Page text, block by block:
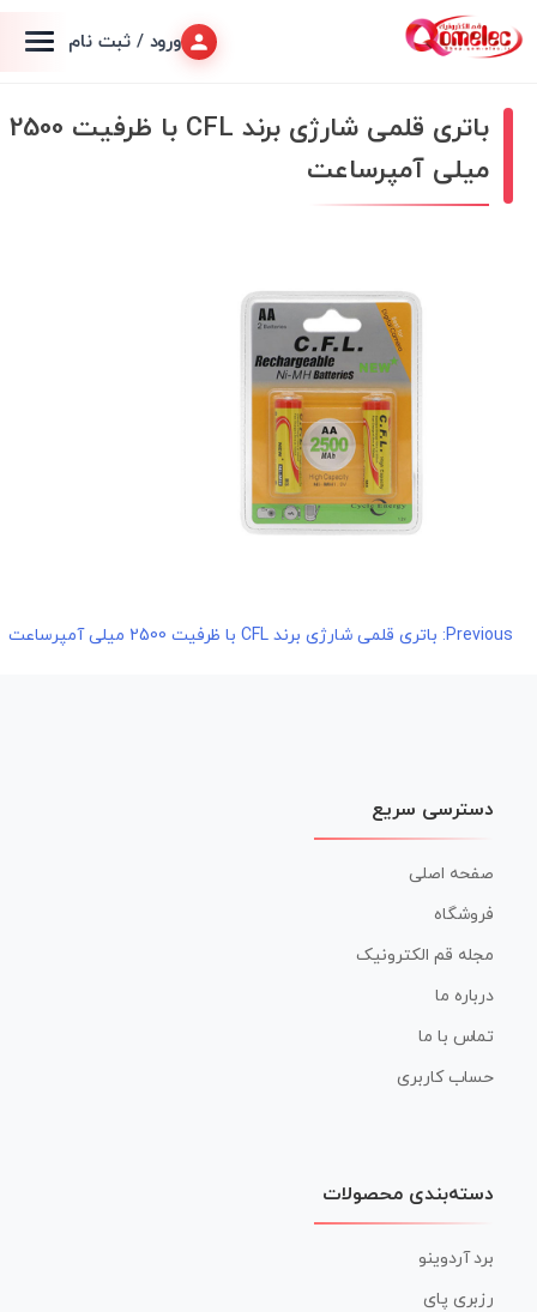
ورود / ثبت نام
باتری قلمی شارژی برند CFL با ظرفیت 2500
میلی آمپرساعت
راهبری
Previous: باتری قلمی شارژی برند CFL با ظرفیت 2500 میلی آمپرساعت
دسترسی سریع
صفحه اصلی
فروشگاه
مجله قم الکترونیک
درباره ما
تماس با ما
حساب کاربری
دسته‌بندی محصولات
برد آردوینو
رزبری پای